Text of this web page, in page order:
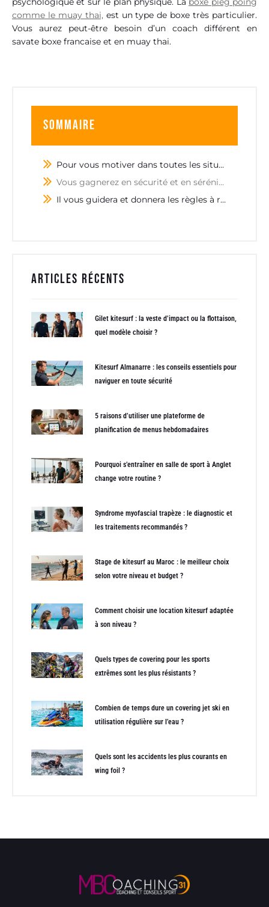
comme le muay thai,est un type de boxe très particulier.
Vous aurez peut-être besoin d’un coach différent en
savate boxe francaise et en muay thai.
Sommaire
Pour vous motiver dans toutes les situations !
Vous gagnerez en sécurité et en sérénité !
Il vous guidera et donnera les règles à respecter pour performer sur la durée !
Articles récents
Gilet kitesurf : la veste d’impact ou la flottaison,
quel modèle choisir ?
Kitesurf Almanarre : les conseils essentiels pour
naviguer en toute sécurité
5 raisons d’utiliser une plateforme de
planification de menus hebdomadaires
Pourquoi s’entraîner en salle de sport à Anglet
change votre routine ?
Syndrome myofascial trapèze : le diagnostic et
les traitements recommandés ?
Stage de kitesurf au Maroc : le meilleur choix
selon votre niveau et budget ?
Comment choisir une location kitesurf adaptée
à son niveau ?
Quels types de covering pour les sports
extrêmes sont les plus résistants ?
Combien de temps dure un covering jet ski en
utilisation régulière sur l’eau ?
Quels sont les accidents les plus courants en
wing foil ?